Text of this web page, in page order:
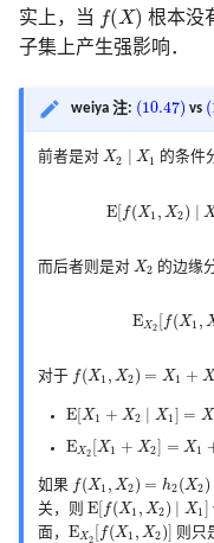
实上，当 f(X)
(X )
根本没
子集上产生强影响．
weiya 注: (10.47)
(10.47)
vs
前者是对 X2 X1
X2 ∣ X1
的条件
E f(X1 , X2) X
而后者则是对 X2
X2 的边缘
EX2 f(X1 ,
对于 f(X1 , X2) = X1 + X
(X1, 2)= X X2
E[X1 + X2 X1] = X
E[X1 X ∣ 1 ]=X 1 [X2
E X2 [X1 + X2] = X1
EX [X1 ]=X1 [X2
如果 f(X1 , X2) = h2(X2)
(X1, 2)= h 2
关，则 E f(X1 , X2) X1
E[f (X1,X )∣X1 ]
面， EX2 f(X1 , X2)
EX [f (X1, 2)]
则只